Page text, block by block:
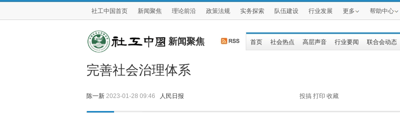
社工中国首页 新闻聚焦 理论前沿 政策法规 实务探索 队伍建设 行业发展 更多 帮助中心
新闻聚焦 首页 社会热点 高层声音 行业要闻 联合会动态
完善社会治理体系
陈一新 2023-01-28 09:46 人民日报 投搞 打印 收藏